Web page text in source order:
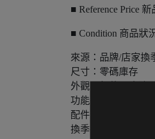
■ Reference Price
■ Condition 商品狀
來源：品牌/店家換
尺寸：零碼庫存
外觀：無使用痕跡
功能：正常
配件：完整
換季折扣商品非當